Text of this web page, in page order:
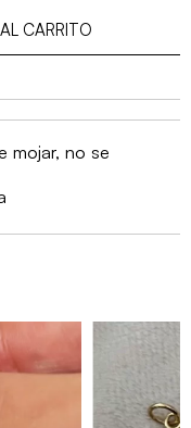
CARRITO
mojar, no se